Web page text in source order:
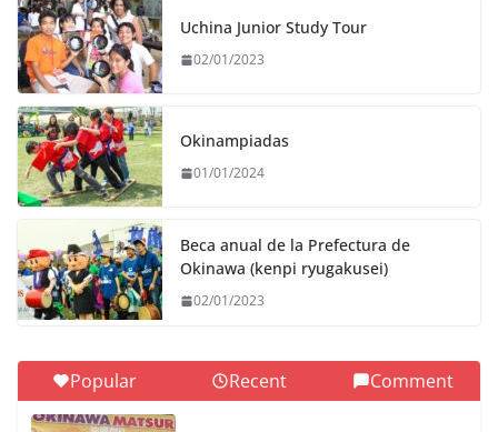
Uchina Junior Study Tour
02/01/2023
Okinampiadas
01/01/2024
Beca anual de la Prefectura de
Okinawa (kenpi ryugakusei)
02/01/2023
Popular Recent Comment